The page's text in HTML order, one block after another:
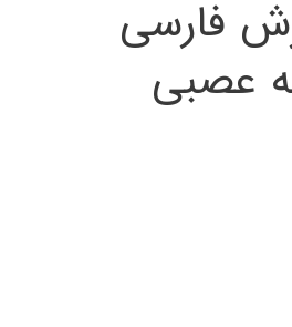
فارسی
عصبی